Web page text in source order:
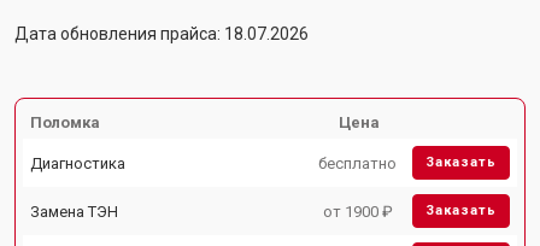
Дата обновления прайса: 18.07.2026
Поломка Цена
Диагностика бесплатно Заказать
Замена ТЭН от 1900 ₽ Заказать